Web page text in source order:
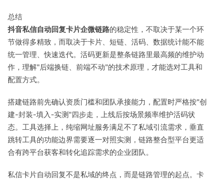
总结
抖音私信自动回复卡片企微链路的稳定性，不取决于某一个环
节做得多精致，而取决于卡片、短链、活码、数据统计能不能
统一管理、快速迭代。活码更新是整条链路里最高频的维护动
作，理解"后端换链、前端不动"的技术原理，才能选对工具和
配置方式。
搭建链路前先确认资质门槛和团队承接能力，配置时严格按"创
建-封装-填入-实测"四步走，上线后按场景频率维护活码状
态。工具选择上，纯缩网址服务满足不了私域引流需求，垂直
跳转工具的功能边界需要逐一对照实测，链路整合型平台更适
合有跨平台获客和转化追踪需求的企业团队。
私信卡片自动回复不是私域的终点，而是链路管理的起点。卡